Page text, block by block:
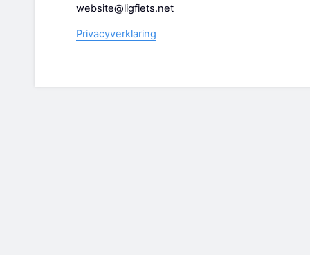
website@ligfiets.net
Privacyverklaring